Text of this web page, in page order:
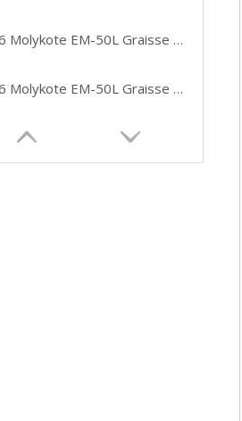
FM36 Molykote EM-50L Graisse synthétique blanche pour pièces en plastique 1KG CAN
FM36 Molykote EM-50L Graisse synthétique blanche pour pièces en plastique 1KG CAN